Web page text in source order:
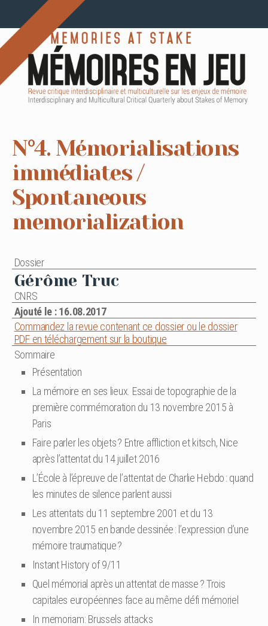
N°4. Mémorialisations
immédiates /
Spontaneous
memorialization
Dossier
Gérôme Truc
CNRS
Ajouté le : 16.08.2017
Commandez la revue contenant ce dossier ou le dossier
PDF en téléchargement sur la boutique
Sommaire
Présentation
La mémoire en ses lieux. Essai de topographie de la
première commémoration du 13 novembre 2015 à
Paris
Faire parler les objets ? Entre affliction et kitsch, Nice
après l’attentat du 14 juillet 2016
L’École à l’épreuve de l’attentat de Charlie Hebdo : quand
les minutes de silence parlent aussi
Les attentats du 11 septembre 2001 et du 13
novembre 2015 en bande dessinée : l’expression d’une
mémoire traumatique ?
Instant History of 9/11
Quel mémorial après un attentat de masse ? Trois
capitales européennes face au même défi mémoriel
In memoriam: Brussels attacks